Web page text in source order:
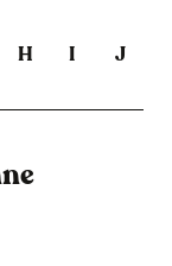
H I J